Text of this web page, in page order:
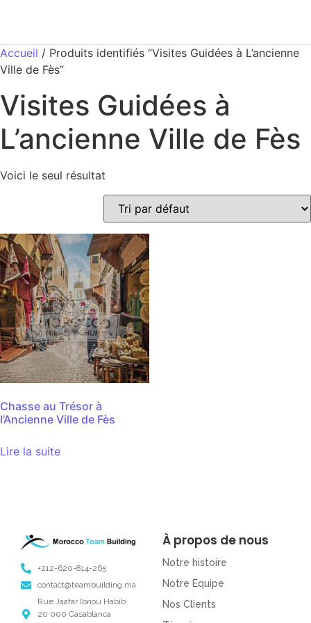
Accueil / Produits identifiés “Visites Guidées à L’ancienne
Ville de Fès”
Visites Guidées à
L’ancienne Ville de Fès
Voici le seul résultat
Chasse au Trésor à
l’Ancienne Ville de Fès
Lire la suite
+212-620-814-265
contact@teambuilding.ma
Rue Jaafar Ibnou Habib
20 000 Casablanca
À propos de nous
Notre histoire
Notre Equipe
Nos Clients